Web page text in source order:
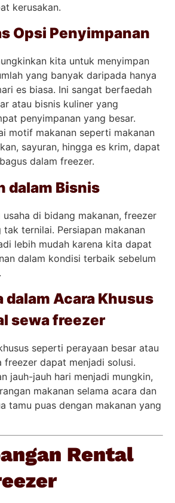
kerusakan.
Opsi Penyimpanan
kita untuk menyimpan
yang banyak daripada hanya
es biasa. Ini sangat berfaedah
atau bisnis kuliner yang
penyimpanan yang besar.
motif makanan seperti makanan
sayuran, hingga es krim, dapat
dalam freezer.
dalam Bisnis
usaha di bidang makanan, freezer
ternilai. Persiapan makanan
lebih mudah karena kita dapat
dalam kondisi terbaik sebelum
Acara Khusus
sewa freezer
seperti perayaan besar atau
freezer dapat menjadi solusi.
jauh-jauh hari menjadi mungkin,
makanan selama acara dan
tamu puas dengan makanan yang
Rental